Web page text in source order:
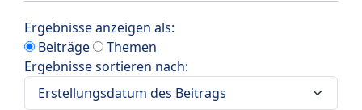
Ergebnisse anzeigen als:
Beiträge
Themen
Ergebnisse sortieren nach: